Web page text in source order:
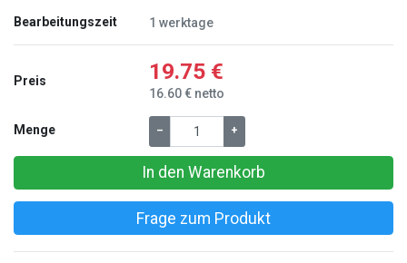
Bearbeitungszeit 1 werktage
Preis 19.75 €
16.60 € netto
Menge – +
In den Warenkorb
Frage zum Produkt